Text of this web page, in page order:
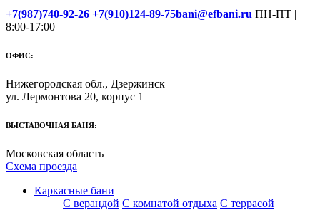
+7(987)740-92-26 +7(910)124-89-75bani@efbani.ru ПН-ПТ |
8:00-17:00
ОФИС:
Нижегородская обл., Дзержинск
ул. Лермонтова 20, корпус 1
ВЫСТАВОЧНАЯ БАНЯ:
Московская область
Схема проезда
Каркасные бани
С верандой С комнатой отдыха С террасой